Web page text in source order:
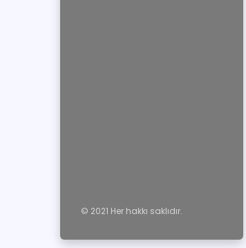
© 2021 Her hakkı saklıdır.